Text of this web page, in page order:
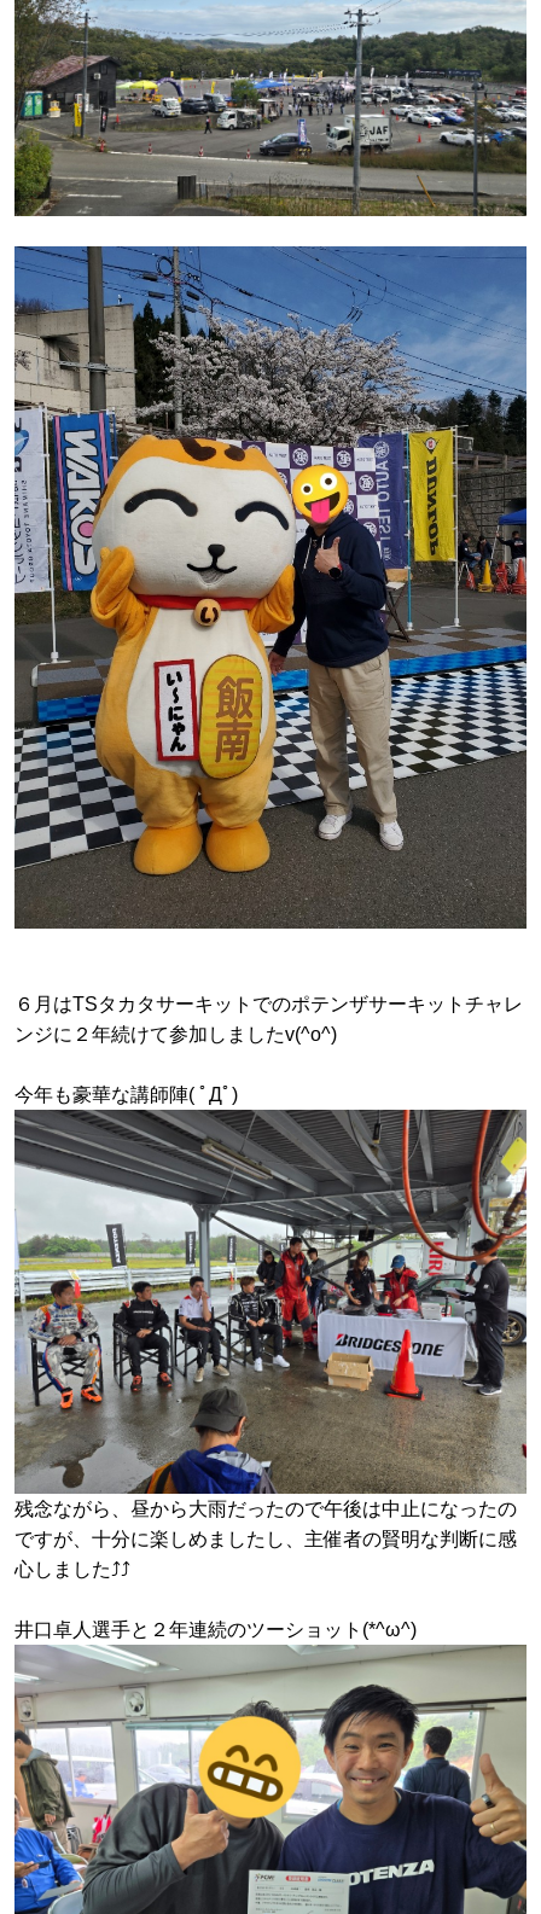
６月はTSタカタサーキットでのポテンザサーキットチャレ
ンジに２年続けて参加しましたv(^o^)
今年も豪華な講師陣( ﾟДﾟ)
残念ながら、昼から大雨だったので午後は中止になったの
ですが、十分に楽しめましたし、主催者の賢明な判断に感
心しました⤴⤴
井口卓人選手と２年連続のツーショット(*^ω^)